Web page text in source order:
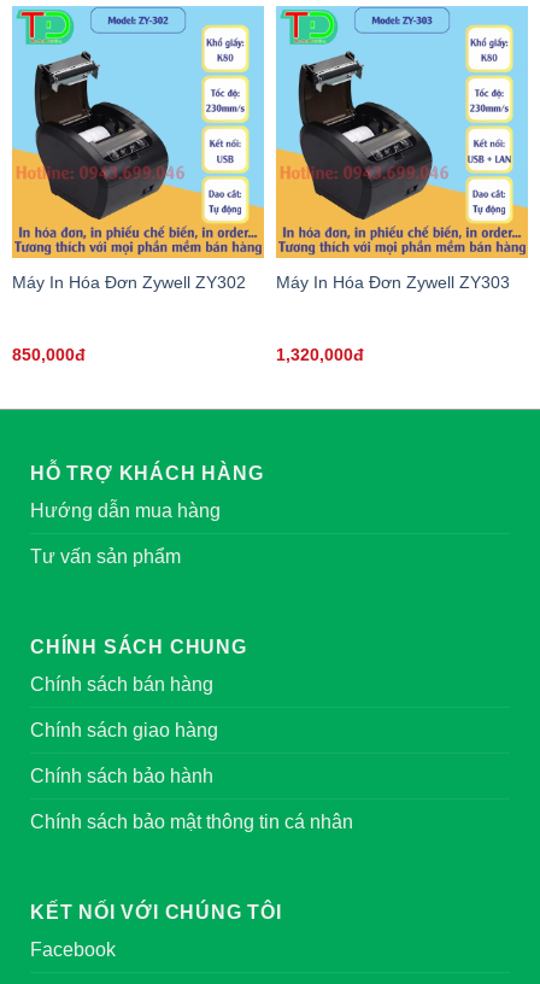
Máy In Hóa Đơn Zywell ZY302
850,000đ
Máy In Hóa Đơn Zywell ZY303
1,320,000đ
HỖ TRỢ KHÁCH HÀNG
Hướng dẫn mua hàng
Tư vấn sản phẩm
CHÍNH SÁCH CHUNG
Chính sách bán hàng
Chính sách giao hàng
Chính sách bảo hành
Chính sách bảo mật thông tin cá nhân
KẾT NỐI VỚI CHÚNG TÔI
Facebook